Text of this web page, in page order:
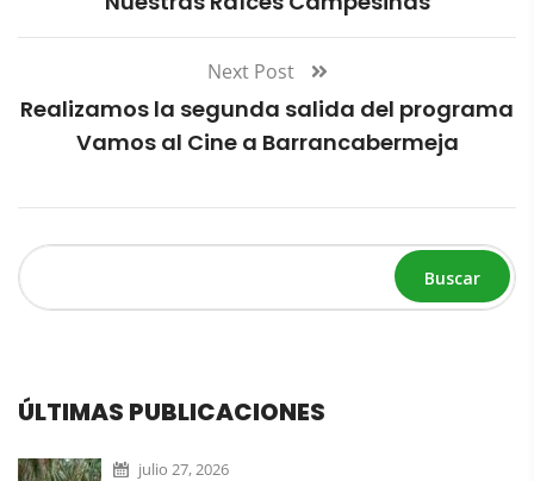
Next Post
Realizamos la segunda salida del programa
Vamos al Cine a Barrancabermeja
Buscar
ÚLTIMAS PUBLICACIONES
julio 27, 2026